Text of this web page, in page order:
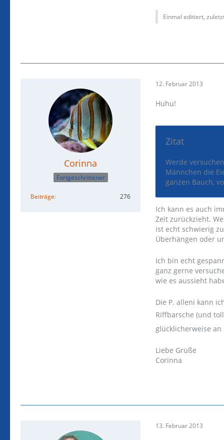
Einmal editiert,
Corinna
Fortgeschrittener
Beiträge 276
12. Februar 2013
Huhu!
Zitat
Werde
Männchen die
ganzen Bauch,
Ich kann es auch
Zeit zurückzieht.
ist echt schwierig
Überhängen oder
Ich bin echt
ganz gerne
wie es aussieht
Die P. alleni kann
Riffbarsche (und
glücklicherweise
Liebe Grüße
Corinna
13. Februar 2013